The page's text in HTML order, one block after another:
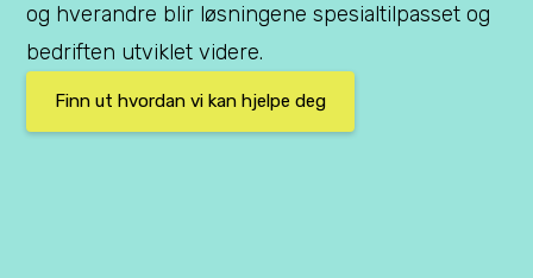
og hverandre blir løsningene spesialtilpasset og
bedriften utviklet videre.
Finn ut hvordan vi kan hjelpe deg